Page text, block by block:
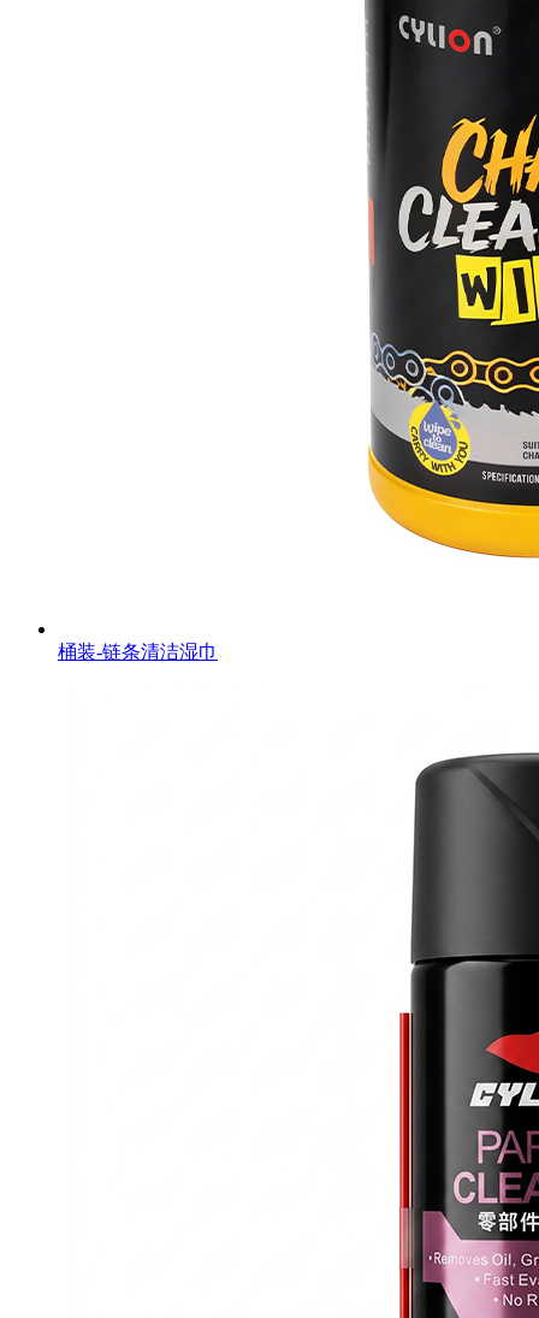
桶装-链条清洁湿巾